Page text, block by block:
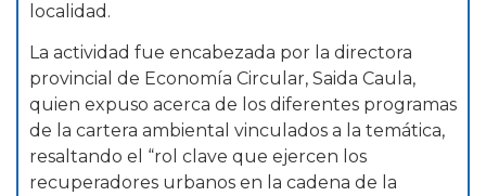
localidad.
La actividad fue encabezada por la directora
provincial de Economía Circular, Saida Caula,
quien expuso acerca de los diferentes programas
de la cartera ambiental vinculados a la temática,
resaltando el “rol clave que ejercen los
recuperadores urbanos en la cadena de la